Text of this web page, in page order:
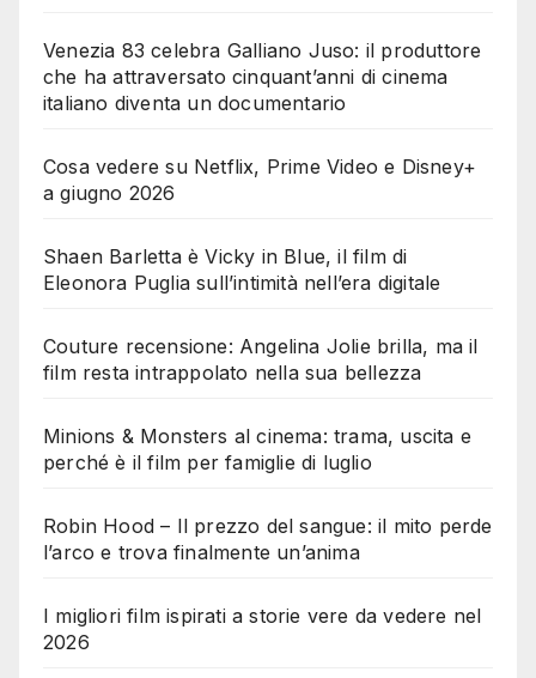
Venezia 83 celebra Galliano Juso: il produttore
che ha attraversato cinquant’anni di cinema
italiano diventa un documentario
Cosa vedere su Netflix, Prime Video e Disney+
a giugno 2026
Shaen Barletta è Vicky in Blue, il film di
Eleonora Puglia sull’intimità nell’era digitale
Couture recensione: Angelina Jolie brilla, ma il
film resta intrappolato nella sua bellezza
Minions & Monsters al cinema: trama, uscita e
perché è il film per famiglie di luglio
Robin Hood – Il prezzo del sangue: il mito perde
l’arco e trova finalmente un’anima
I migliori film ispirati a storie vere da vedere nel
2026